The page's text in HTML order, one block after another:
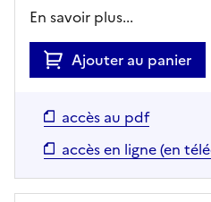
En savoir plus...
Ajouter au panier
accès au pdf
accès en ligne (en